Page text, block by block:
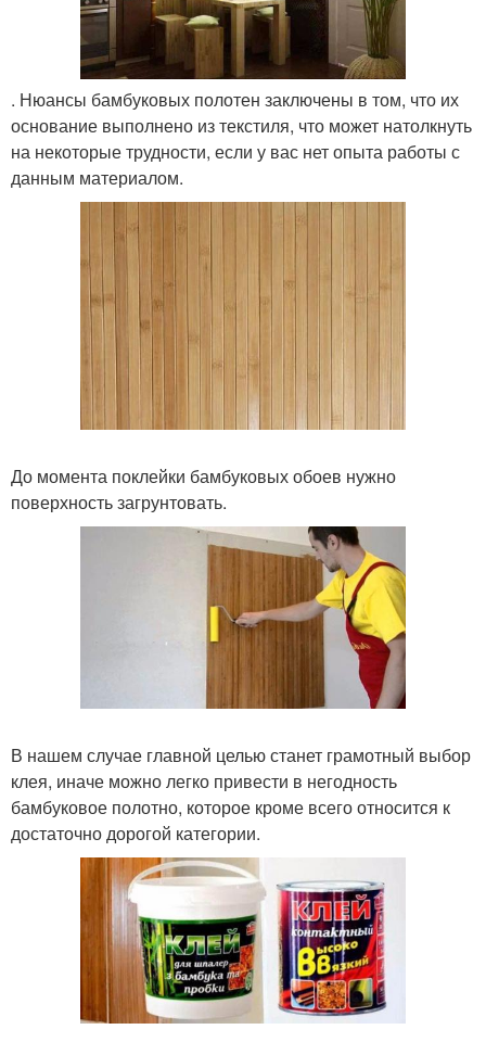
. Нюансы бамбуковых полотен заключены в том, что их
основание выполнено из текстиля, что может натолкнуть
на некоторые трудности, если у вас нет опыта работы с
данным материалом.
До момента поклейки бамбуковых обоев нужно
поверхность загрунтовать.
В нашем случае главной целью станет грамотный выбор
клея, иначе можно легко привести в негодность
бамбуковое полотно, которое кроме всего относится к
достаточно дорогой категории.